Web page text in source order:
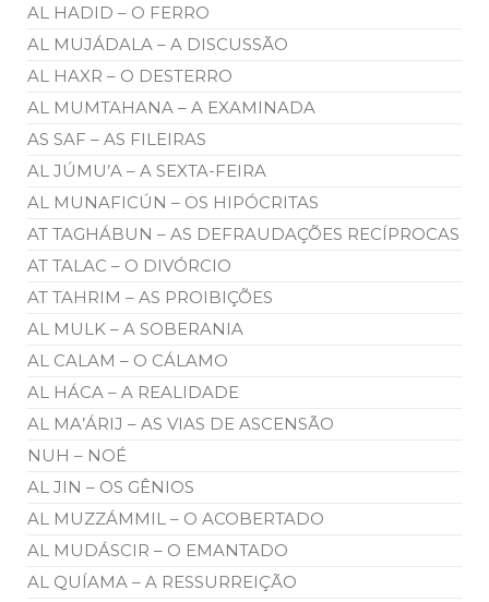
AL HADID – O FERRO
AL MUJÁDALA – A DISCUSSÃO
AL HAXR – O DESTERRO
AL MUMTAHANA – A EXAMINADA
AS SAF – AS FILEIRAS
AL JÚMU’A – A SEXTA-FEIRA
AL MUNAFICÚN – OS HIPÓCRITAS
AT TAGHÁBUN – AS DEFRAUDAÇÕES RECÍPROCAS
AT TALAC – O DIVÓRCIO
AT TAHRIM – AS PROIBIÇÕES
AL MULK – A SOBERANIA
AL CALAM – O CÁLAMO
AL HÁCA – A REALIDADE
AL MA’ÁRIJ – AS VIAS DE ASCENSÃO
NUH – NOÉ
AL JIN – OS GÊNIOS
AL MUZZÁMMIL – O ACOBERTADO
AL MUDÁSCIR – O EMANTADO
AL QUÍAMA – A RESSURREIÇÃO